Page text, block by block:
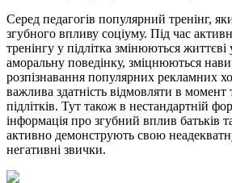
Серед педагогів популярний тренінг,
згубного впливу соціуму. Під час
тренінгу у підлітка змінюються
аморальну поведінку, зміцнюються
розпізнавання популярних рекламних
важлива здатність відмовляти в
підлітків. Тут також в нестандартній
інформація про згубний вплив батьків
активно демонструють свою
негативні звички.